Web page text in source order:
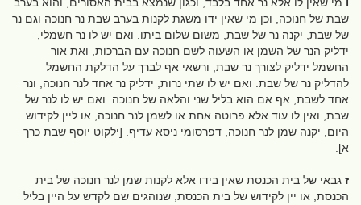
שבת של חנוכה, וכן מי שאין ידו משגת לקנות בערב שבת נר חנוכה וגם נר
של שבת, יקנה נר של שבת, משום שלום ביתו. ואם יש לו נר חשמלי,
ידליק הנר של השמן או השעוה לשם חנוכה עם הברכות, ואת אור
החשמל ידליק לצורך נר שבת, ורשאי אף לברך על הדלקת החשמל
להדליק נר של שבת. ואם יש לו שתי נרות, ידליק נר אחד לנר חנוכה, ונר
אחד לשבת, אף אם הוא בליל שני והלאה של חנוכה. ואם יש לו לנר של
שבת, ואין לו עוד אלא פרוטה אחת או לשמן לנר חנוכה, או ליין לקידוש
היום, יקנה שמן לנר חנוכה, דפרסומי ניסא עדיף. [ילקוט יוסף שבת כרך
א].
ז גבאי של בית הכנסת שאין בידו אלא לקנות שמן לנר חנוכה של בית
הכנסת, או יין לקידוש של בית הכנסת, שנוהגים שם לקדש על היין בליל